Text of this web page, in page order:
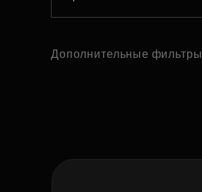
Дополнительные фильтры